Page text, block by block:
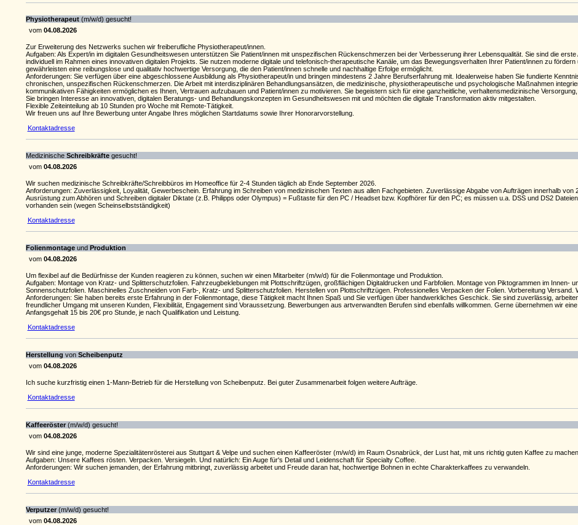
Physiotherapeut(m/w/d) gesucht!
vom 04.08.2026
Zur Erweiterung des Netzwerks suchen wir freiberufliche Physiotherapeut/innen.
Aufgaben: Als Expert/in im digitalen Gesundheitswesen unterstützen Sie Patient/innen mit unspezifischen Rückenschmerzen bei der Verbesserung ihrer Lebensqualität. Sie sind die
individuell im Rahmen eines innovativen digitalen Projekts. Sie nutzen moderne digitale und telefonisch-therapeutische Kanäle, um das Bewegungsverhalten Ihrer Patient/innen zu
gewährleisten eine reibungslose und qualitativ hochwertige Versorgung, die den Patient/innen schnelle und nachhaltige Erfolge ermöglicht.
Anforderungen: Sie verfügen über eine abgeschlossene Ausbildung als Physiotherapeut/in und bringen mindestens 2 Jahre Berufserfahrung mit. Idealerweise haben Sie fundierte
chronischen, unspezifischen Rückenschmerzen. Die Arbeit mit interdisziplinären Behandlungsansätzen, die medizinische, physiotherapeutische und psychologische Maßnahmen
kommunikativen Fähigkeiten ermöglichen es Ihnen, Vertrauen aufzubauen und Patient/innen zu motivieren. Sie begeistern sich für eine ganzheitliche, verhaltensmedizinische
Sie bringen Interesse an innovativen, digitalen Beratungs- und Behandlungskonzepten im Gesundheitswesen mit und möchten die digitale Transformation aktiv mitgestalten.
Flexible Zeiteinteilung ab 10 Stunden pro Woche mit Remote-Tätigkeit.
Wir freuen uns auf Ihre Bewerbung unter Angabe Ihres möglichen Startdatums sowie Ihrer Honorarvorstellung.
Kontaktadresse
Medizinische Schreibkräftegesucht!
vom 04.08.2026
Wir suchen medizinische Schreibkräfte/Schreibbüros im Homeoffice für 2-4 Stunden täglich ab Ende September 2026.
Anforderungen: Zuverlässigkeit, Loyalität, Gewerbeschein. Erfahrung im Schreiben von medizinischen Texten aus allen Fachgebieten. Zuverlässige Abgabe von Aufträgen innerhalb von
Ausrüstung zum Abhören und Schreiben digitaler Diktate (z.B. Philipps oder Olympus) = Fußtaste für den PC / Headset bzw. Kopfhörer für den PC; es müssen u.a. DSS und DS2
vorhanden sein (wegen Scheinselbstständigkeit)
Kontaktadresse
Folienmontageund Produktion
vom 04.08.2026
Um flexibel auf die Bedürfnisse der Kunden reagieren zu können, suchen wir einen Mitarbeiter (m/w/d) für die Folienmontage und Produktion.
Aufgaben: Montage von Kratz- und Splitterschutzfolien. Fahrzeugbeklebungen mit Plottschriftzügen, großflächigen Digitaldrucken und Farbfolien. Montage von Piktogrammen im Innen-
Sonnenschutzfolien. Maschinelles Zuschneiden von Farb-, Kratz- und Splitterschutzfolien. Herstellen von Plottschriftzügen. Professionelles Verpacken der Folien. Vorbereitung Versand.
Anforderungen: Sie haben bereits erste Erfahrung in der Folienmontage, diese Tätigkeit macht Ihnen Spaß und Sie verfügen über handwerkliches Geschick. Sie sind zuverlässig,
freundlicher Umgang mit unseren Kunden, Flexibilität, Engagement sind Voraussetzung. Bewerbungen aus artverwandten Berufen sind ebenfalls willkommen. Gerne übernehmen wir
Anfangsgehalt 15 bis 20€ pro Stunde, je nach Qualifikation und Leistung.
Kontaktadresse
Herstellung von Scheibenputz
vom 04.08.2026
Ich suche kurzfristig einen 1-Mann-Betrieb für die Herstellung von Scheibenputz. Bei guter Zusammenarbeit folgen weitere Aufträge.
Kontaktadresse
Kaffeeröster(m/w/d) gesucht!
vom 04.08.2026
Wir sind eine junge, moderne Spezialitätenrösterei aus Stuttgart & Velpe und suchen einen Kaffeeröster (m/w/d) im Raum Osnabrück, der Lust hat, mit uns richtig guten Kaffee zu machen.
Aufgaben: Unsere Kaffees rösten. Verpacken. Versiegeln. Und natürlich: Ein Auge für's Detail und Leidenschaft für Specialty Coffee.
Anforderungen: Wir suchen jemanden, der Erfahrung mitbringt, zuverlässig arbeitet und Freude daran hat, hochwertige Bohnen in echte Charakterkaffees zu verwandeln.
Kontaktadresse
Verputzer(m/w/d) gesucht!
vom 04.08.2026